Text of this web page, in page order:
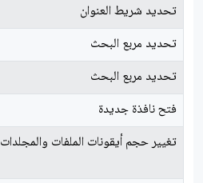
تحديد شريط العنوان
تحديد مربع البحث
تحديد مربع البحث
فتح نافذة جديدة
تغيير حجم أيقونات الملفات والمجلدات